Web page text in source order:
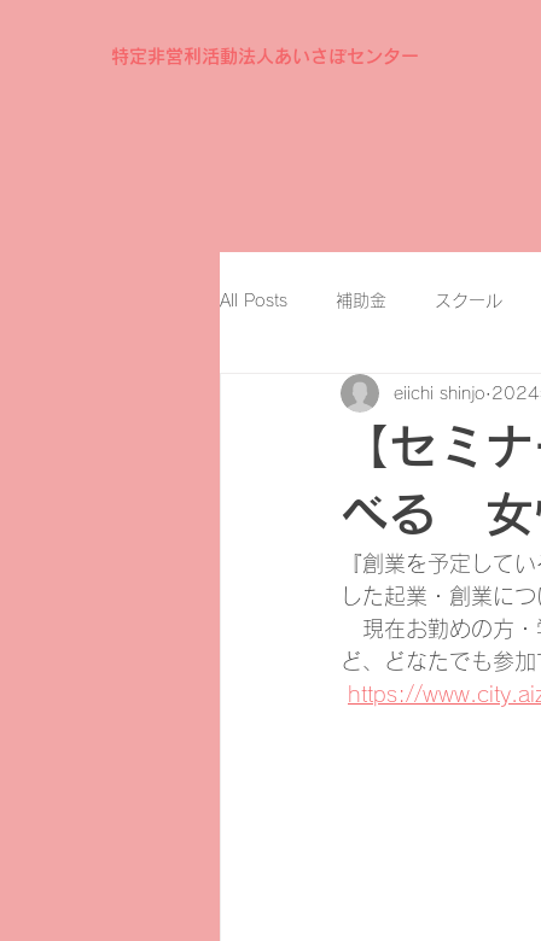
特定非営利活動法人あいさぽセンター
All Posts 補助金 スクール
【セミ
べる 女
eiichi shinjo 2024
『創業を予定して
した起業・創業に
現在お勤めの方・
ど、どなたでも参
https://